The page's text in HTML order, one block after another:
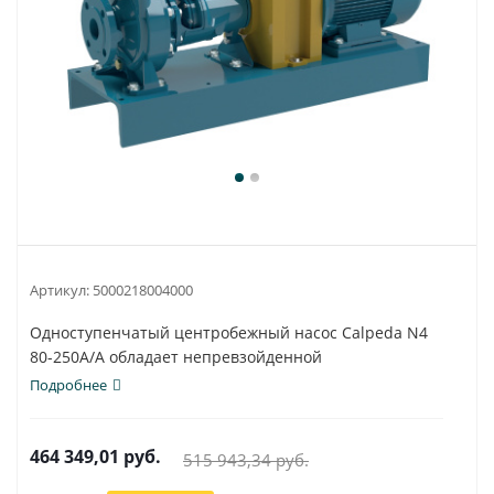
Артикул: 5000218004000
Одноступенчатый центробежный насос Calpeda N4
80-250A/A обладает непревзойденной
универсальностью...
Подробнее
464 349,01 руб. 515 943,34руб.